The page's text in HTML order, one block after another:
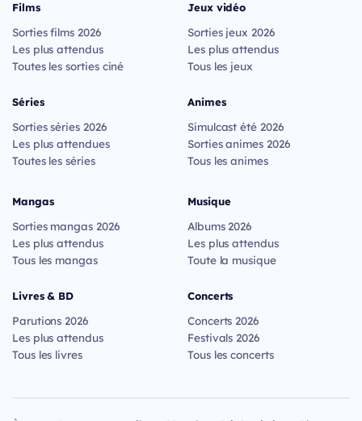
Films
Sorties films 2026
Les plus attendus
Toutes les sorties ciné
Séries
Sorties séries 2026
Les plus attendues
Toutes les séries
Jeux vidéo
Sorties jeux 2026
Les plus attendus
Tous les jeux
Animes
Simulcast été 2026
Sorties animes 2026
Tous les animes
Mangas
Sorties mangas 2026
Les plus attendus
Tous les mangas
Livres & BD
Parutions 2026
Les plus attendus
Tous les livres
Musique
Albums 2026
Les plus attendus
Toute la musique
Concerts
Concerts 2026
Festivals 2026
Tous les concerts